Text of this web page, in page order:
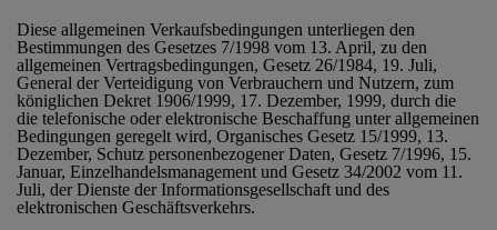
Diese allgemeinen Verkaufsbedingungen unterliegen den
Bestimmungen des Gesetzes 7/1998 vom 13. April, zu den
allgemeinen Vertragsbedingungen, Gesetz 26/1984, 19. Juli,
General der Verteidigung von Verbrauchern und Nutzern, zum
königlichen Dekret 1906/1999, 17. Dezember, 1999, durch die
die telefonische oder elektronische Beschaffung unter allgemeinen
Bedingungen geregelt wird, Organisches Gesetz 15/1999, 13.
Dezember, Schutz personenbezogener Daten, Gesetz 7/1996, 15.
Januar, Einzelhandelsmanagement und Gesetz 34/2002 vom 11.
Juli, der Dienste der Informationsgesellschaft und des
elektronischen Geschäftsverkehrs.